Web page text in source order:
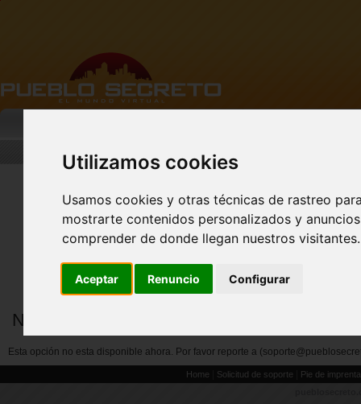
Utilizamos cookies
Usamos cookies y otras técnicas de rastreo
mostrarte contenidos personalizados y
comprender de donde llegan nuestros visitantes.
Aceptar Renuncio Configurar
Nuevo perfil de Vista
Previa!
Notificar abuso por miembros
Esta opción no esta disponible ahora. Por favor reporte a
Home Solicitud de soporte Pie de imprenta